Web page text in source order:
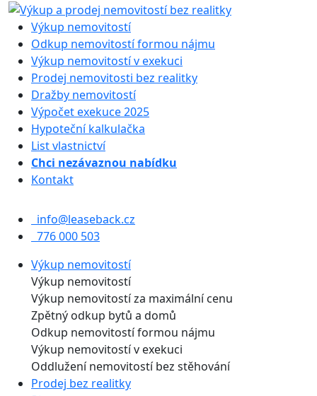
Výkup nemovitostí
Odkup nemovitostí formou nájmu
Výkup nemovitostí v exekuci
Prodej nemovitosti bez realitky
Dražby nemovitostí
Výpočet exekuce 2025
Hypoteční kalkulačka
List vlastnictví
Chci nezávaznou nabídku
Kontakt
info@leaseback.cz
776 000 503
Výkup nemovitostí
Výkup nemovitostí
Výkup nemovitostí za maximální cenu
Zpětný odkup bytů a domů
Odkup nemovitostí formou nájmu
Výkup nemovitostí v exekuci
Oddlužení nemovitostí bez stěhování
Prodej bez realitky